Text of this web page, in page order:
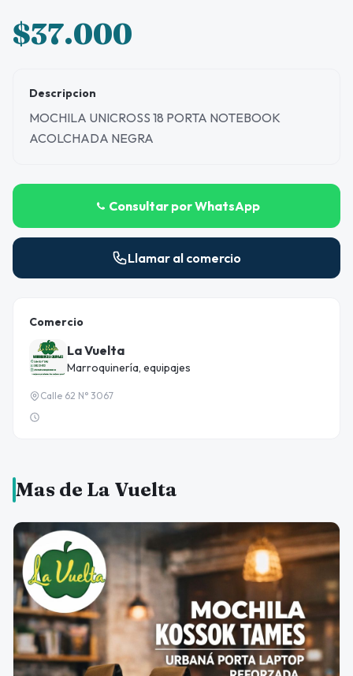
$37.000
Descripcion
MOCHILA UNICROSS 18 PORTA NOTEBOOK
ACOLCHADA NEGRA
Consultar por WhatsApp
Llamar al comercio
Comercio
La Vuelta
Marroquinería, equipajes
Calle 62 N° 3067
Mas de La Vuelta